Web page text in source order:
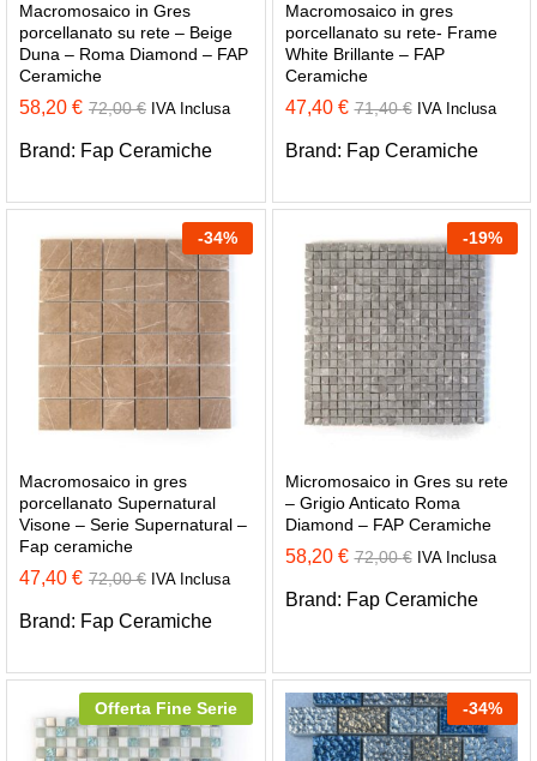
Macromosaico in Gres
porcellanato su rete – Beige
Duna – Roma Diamond – FAP
Ceramiche
58,20 € 72,00€ IVA Inclusa
Brand: Fap Ceramiche
Macromosaico in gres
porcellanato su rete- Frame
White Brillante – FAP
Ceramiche
47,40 € 71,40€ IVA Inclusa
Brand: Fap Ceramiche
-34%
Macromosaico in gres
porcellanato Supernatural
Visone – Serie Supernatural –
Fap ceramiche
47,40 € 72,00€ IVA Inclusa
Brand: Fap Ceramiche
-19%
Micromosaico in Gres su rete
– Grigio Anticato Roma
Diamond – FAP Ceramiche
58,20 € 72,00€ IVA Inclusa
Brand: Fap Ceramiche
Offerta Fine Serie -34%